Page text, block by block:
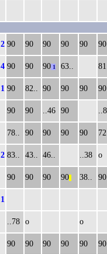
2 90 90 90 90 90
90
4 90 90 90 1 63..
1 90 82.. 90 90 90
90
90 90 ..46 90
78.. 90 90 90 90
2 83.. 43.. 46.. ..38
о
90 90 90 90 38..
90
1
..78 о
о
90 90 90 90 90
90